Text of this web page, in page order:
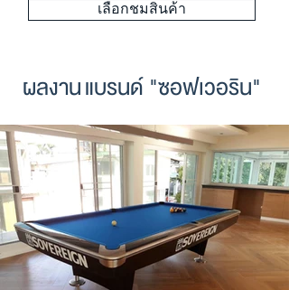
เลือกชมสินค้า
ผลงานแบรนด์ "ซอฟเวอริน"